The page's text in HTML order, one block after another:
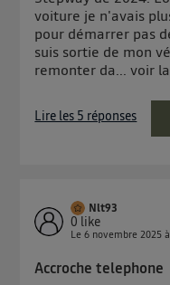
voiture je n'avais
pour démarrer pas
suis sortie de mon
remonter da...voir
Lire les 5 réponses
Nlt93
0like
Le6 novembre 2025 à
Accroche telephone